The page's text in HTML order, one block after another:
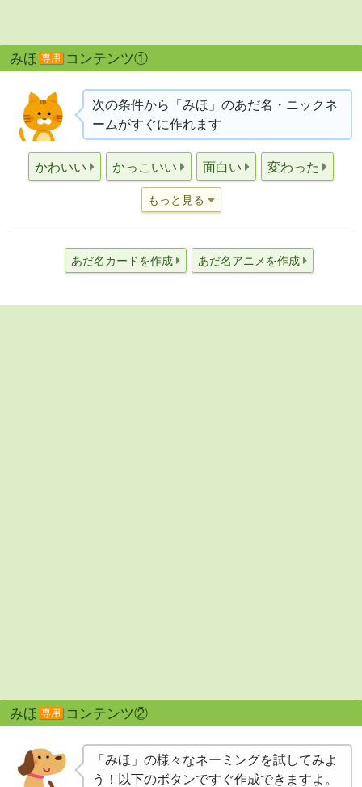
みほ 専用 コンテンツ①
次の条件から「みほ」のあだ名・ニックネ
ームがすぐに作れます
かわいい かっこいい 面白い 変わった
もっと見る
あだ名カードを作成 あだ名アニメを作成
みほ 専用 コンテンツ②
「みほ」の様々なネーミングを試してみよ
う！以下のボタンですぐ作成できますよ。